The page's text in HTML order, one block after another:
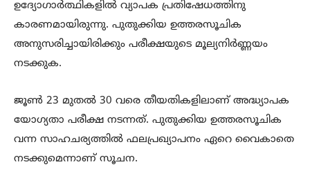
ഉദ്യോഗാര്‍ത്ഥികളില്‍ വ്യാപക പ്രതിഷേധത്തിനു
കാരണമായിരുന്നു. പുതുക്കിയ ഉത്തരസൂചിക
അനുസരിച്ചായിരിക്കും പരീക്ഷയുടെ മൂല്യനിര്‍ണ്ണയം
നടക്കുക.
ജൂണ്‍ 23 മുതല്‍ 30 വരെ തീയതികളിലാണ് അദ്ധ്യാപക
യോഗ്യതാ പരീക്ഷ നടന്നത്. പുതുക്കിയ ഉത്തരസൂചിക
വന്ന സാഹചര്യത്തില്‍ ഫലപ്രഖ്യാപനം ഏറെ വൈകാതെ
നടക്കുമെന്നാണ് സൂചന.